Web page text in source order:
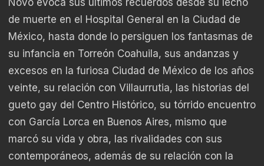
de muerte en el Hospital General en la Ciudad de
México, hasta donde lo persiguen los fantasmas de
su infancia en Torreón Coahuila, sus andanzas y
excesos en la furiosa Ciudad de México de los años
veinte, su relación con Villaurrutia, las historias del
gueto gay del Centro Histórico, su tórrido encuentro
con García Lorca en Buenos Aires, mismo que
marcó su vida y obra, las rivalidades con sus
contemporáneos, además de su relación con la